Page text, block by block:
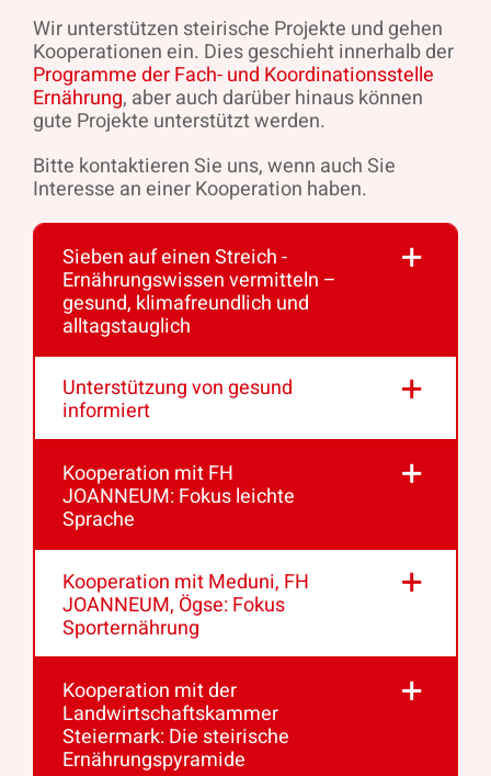
Wir unterstützen steirische Projekte und gehen
Kooperationen ein. Dies geschieht innerhalb der
Programme der Fach- und Koordinationsstelle
Ernährung, aber auch darüber hinaus können
gute Projekte unterstützt werden.
Bitte kontaktieren Sie uns, wenn auch Sie
Interesse an einer Kooperation haben.
Sieben auf einen Streich -
Ernährungswissen vermitteln –
gesund, klimafreundlich und
alltagstauglich
Unterstützung von gesund
informiert
Kooperation mit FH
JOANNEUM: Fokus leichte
Sprache
Kooperation mit Meduni, FH
JOANNEUM, Ögse: Fokus
Sporternährung
Kooperation mit der
Landwirtschaftskammer
Steiermark: Die steirische
Ernährungspyramide